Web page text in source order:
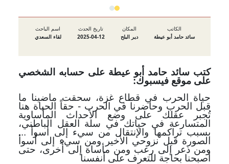
الكاتب
سائد حامد أبو عيطة
المكان
دير البلح
تاريخ الحدث
2025-04-12
اسم الباحث
لقاء السعدي
كتب سائد حامد أبو عيطة على حسابه الشخصي
على موقع فيسبوك:
حياة الحرب في قطاع غزة، سحقت ماضينا ما
قبل الحرب وحاضرنا في الحرب - حقاً الحياة هنا
تُجبر عقلك على وضع الأحداث المأساوية
المتسارعة في حياتك في سلة العقل الباطني،
بسبب تراكمها والإنتقال من سيء إلى أسوأ ...
الصورة قبل نزوحي الأخير ومن سيء إلى أسوأ
ومن ذعر إلى رعب ومن مأساة إلى أُخرى، حتى
أصبحنا بحاجة للتعرف على أنفسنا